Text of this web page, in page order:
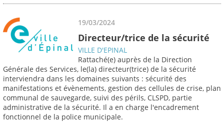
19/03/2024
Directeur/trice de la sécurité
VILLE D'EPINAL
Rattaché(e) auprès de la Direction
Générale des Services, le(la) directeur(trice) de la sécurité
interviendra dans les domaines suivants : sécurité des
manifestations et évènements, gestion des cellules de crise, plan
communal de sauvegarde, suivi des périls, CLSPD, partie
administrative de la sécurité. Il a en charge l'encadrement
fonctionnel de la police municipale.